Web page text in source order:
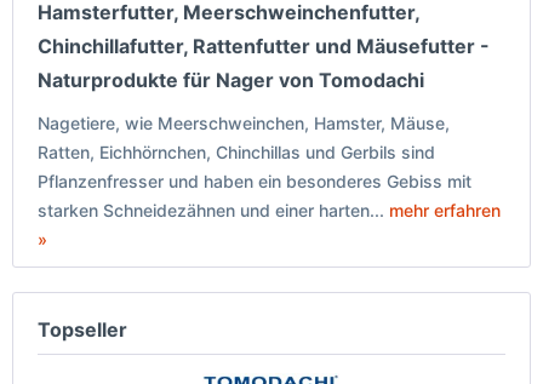
Hamsterfutter, Meerschweinchenfutter,
Chinchillafutter, Rattenfutter und Mäusefutter -
Naturprodukte für Nager von Tomodachi
Nagetiere, wie Meerschweinchen, Hamster, Mäuse,
Ratten, Eichhörnchen, Chinchillas und Gerbils sind
Pflanzenfresser und haben ein besonderes Gebiss mit
starken Schneidezähnen und einer harten... mehr erfahren
»
Topseller